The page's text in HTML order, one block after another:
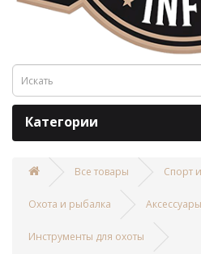
Категории
Все товары Спорт
Охота и рыбалка Аксессуары
Инструменты для охоты